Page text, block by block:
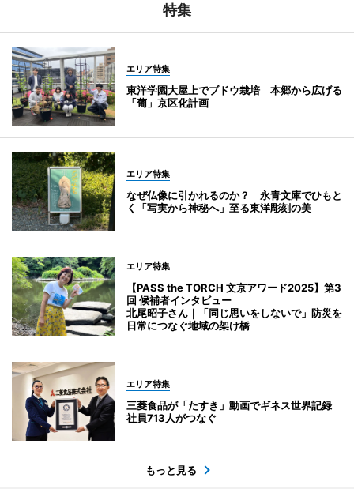
特集
エリア特集
東洋学園大屋上でブドウ栽培 本郷から広げる
「葡」京区化計画
エリア特集
なぜ仏像に引かれるのか？ 永青文庫でひもと
く「写実から神秘へ」至る東洋彫刻の美
エリア特集
【PASS the TORCH 文京アワード2025】第3
回 候補者インタビュー
北尾昭子さん｜「同じ思いをしないで」防災を
日常につなぐ地域の架け橋
エリア特集
三菱食品が「たすき」動画でギネス世界記録
社員713人がつなぐ
もっと見る